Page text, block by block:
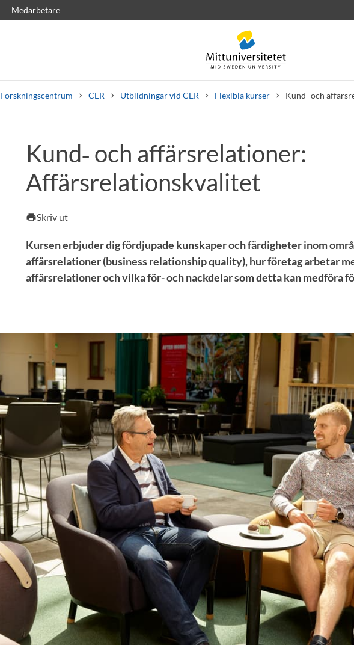
Medarbetare
Forskningscentrum CER Utbildningar vid CER Flexibla kurser Kund- och
Kursplaner Välkomstbrev PersonalLediga jobb
Kund‑ och affärsrelationer:
Affärsrelationskvalitet
printSkriv ut
Kursen erbjuder dig fördjupade kunskaper och färdigheter inom
affärsrelationer (business relationship quality), hur företag arbetar
affärsrelationer och vilka för- och nackdelar som detta kan medföra